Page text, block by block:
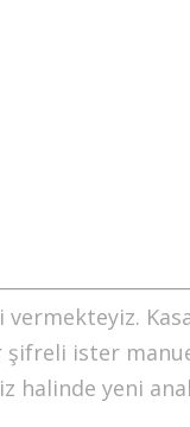
şifreli ister
halinde yeni